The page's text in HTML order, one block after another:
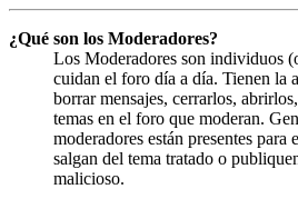
¿Qué son los Moderadores?
Los Moderadores son individuos
cuidan el foro día a día. Tienen la
borrar mensajes, cerrarlos,
temas en el foro que moderan.
moderadores están presentes para
salgan del tema tratado o
malicioso.